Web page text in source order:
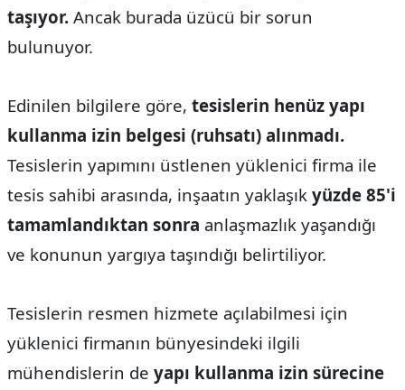
taşıyor. Ancak burada üzücü bir sorun
bulunuyor.
Edinilen bilgilere göre, tesislerin henüz yapı
kullanma izin belgesi (ruhsatı) alınmadı.
Tesislerin yapımını üstlenen yüklenici firma ile
tesis sahibi arasında, inşaatın yaklaşık yüzde 85'i
tamamlandıktan sonra anlaşmazlık yaşandığı
ve konunun yargıya taşındığı belirtiliyor.
Tesislerin resmen hizmete açılabilmesi için
yüklenici firmanın bünyesindeki ilgili
mühendislerin de yapı kullanma izin sürecine